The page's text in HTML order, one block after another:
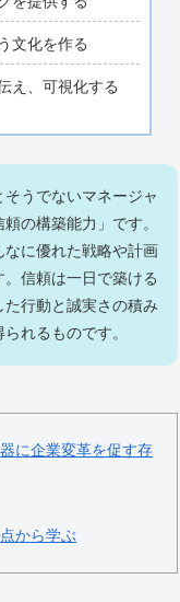
文化を作る
え、可視化する
うでないマネージャ
の構築能力」です。
に優れた戦略や計画
信頼は一日で築ける
行動と誠実さの積み
れるものです。
に企業変革を促す存
から学ぶ